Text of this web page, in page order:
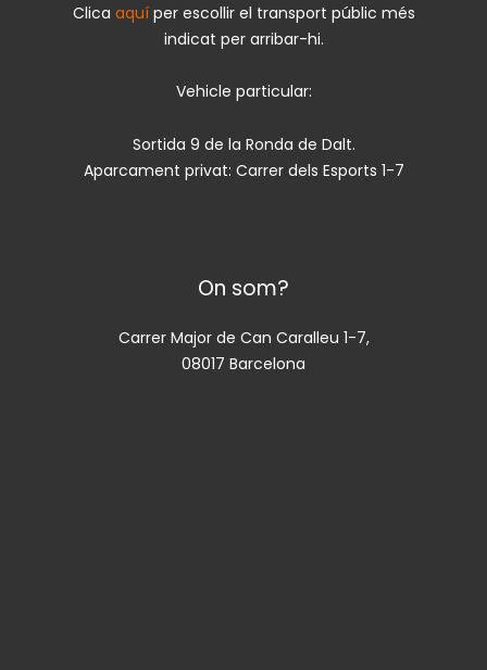
Clica aquí per escollir el transport públic més
indicat per arribar-hi.
Vehicle particular:
Sortida 9 de la Ronda de Dalt.
Aparcament privat: Carrer dels Esports 1-7
On som?
Carrer Major de Can Caralleu 1-7,
08017 Barcelona